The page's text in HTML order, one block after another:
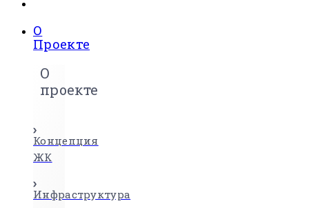
О
Проекте
О
проекте
Концепция
ЖК
Инфраструктура